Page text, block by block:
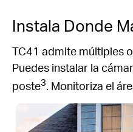
Instala Donde
TC41 admite múltiples
Puedes instalar la
poste3 . Monitoriza el